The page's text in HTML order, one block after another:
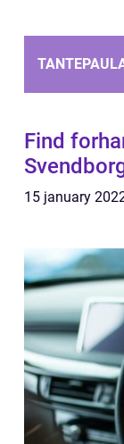
Find
15 january